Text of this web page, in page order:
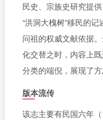
民史、宗族史研究提
“洪洞大槐树”移民的
问祖的权威文献依据
化交替之时，内容上
分类的端倪，展现了方
版本流传
该志主要有民国六年